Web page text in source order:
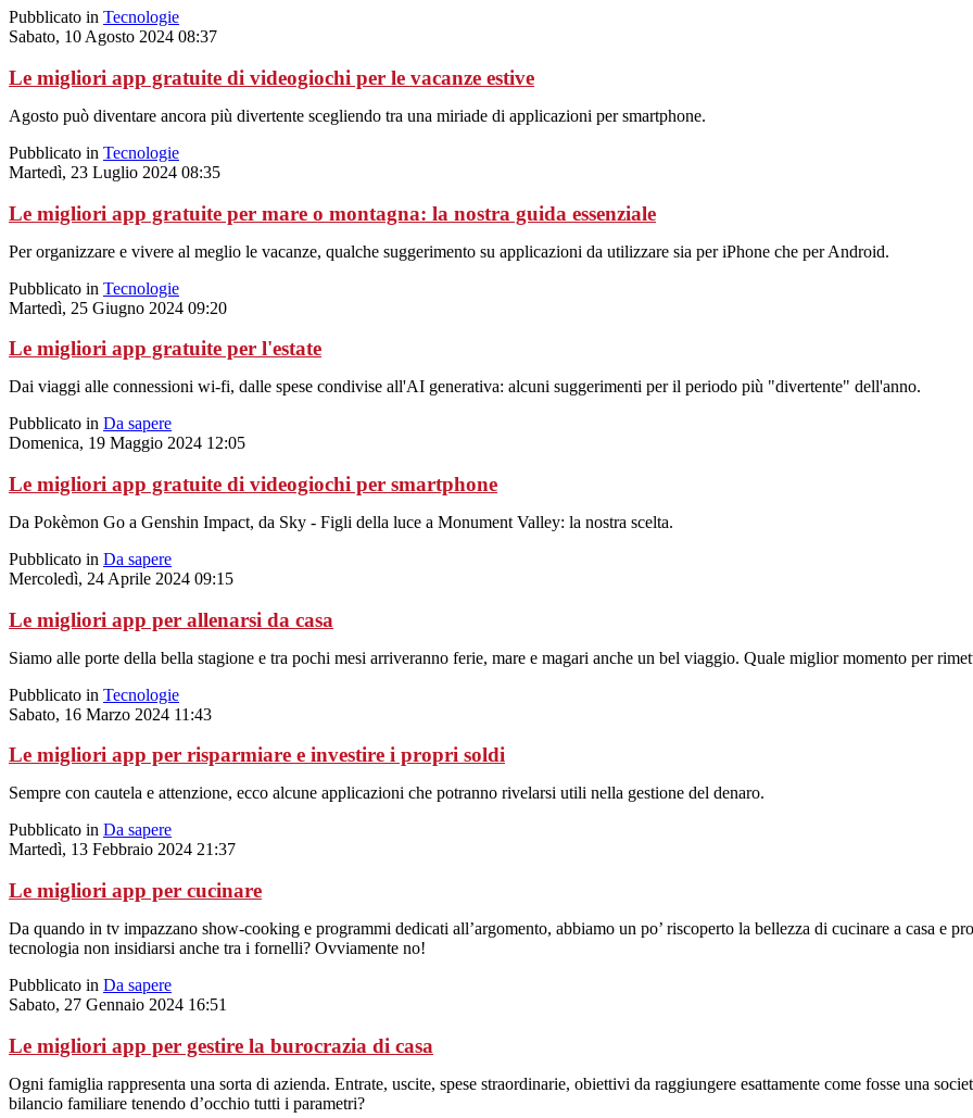
Pubblicato in Tecnologie
Sabato, 10 Agosto 2024 08:37
Le migliori app gratuite di videogiochi per le vacanze estive
Agosto può diventare ancora più divertente scegliendo tra una miriade di applicazioni per smartphone.
Pubblicato in Tecnologie
Martedì, 23 Luglio 2024 08:35
Le migliori app gratuite per mare o montagna: la nostra guida essenziale
Per organizzare e vivere al meglio le vacanze, qualche suggerimento su applicazioni da utilizzare sia per iPhone che per Android.
Pubblicato in Tecnologie
Martedì, 25 Giugno 2024 09:20
Le migliori app gratuite per l'estate
Dai viaggi alle connessioni wi-fi, dalle spese condivise all'AI generativa: alcuni suggerimenti per il periodo più "divertente" dell'anno.
Pubblicato in Da sapere
Domenica, 19 Maggio 2024 12:05
Le migliori app gratuite di videogiochi per smartphone
Da Pokèmon Go a Genshin Impact, da Sky - Figli della luce a Monument Valley: la nostra scelta.
Pubblicato in Da sapere
Mercoledì, 24 Aprile 2024 09:15
Le migliori app per allenarsi da casa
Siamo alle porte della bella stagione e tra pochi mesi arriveranno ferie, mare e magari anche un bel viaggio. Quale miglior momento per
Pubblicato in Tecnologie
Sabato, 16 Marzo 2024 11:43
Le migliori app per risparmiare e investire i propri soldi
Sempre con cautela e attenzione, ecco alcune applicazioni che potranno rivelarsi utili nella gestione del denaro.
Pubblicato in Da sapere
Martedì, 13 Febbraio 2024 21:37
Le migliori app per cucinare
Da quando in tv impazzano show-cooking e programmi dedicati all’argomento, abbiamo un po’ riscoperto la bellezza di cucinare a casa e
tecnologia non insidiarsi anche tra i fornelli? Ovviamente no!
Pubblicato in Da sapere
Sabato, 27 Gennaio 2024 16:51
Le migliori app per gestire la burocrazia di casa
Ogni famiglia rappresenta una sorta di azienda. Entrate, uscite, spese straordinarie, obiettivi da raggiungere esattamente come fosse una
bilancio familiare tenendo d’occhio tutti i parametri?